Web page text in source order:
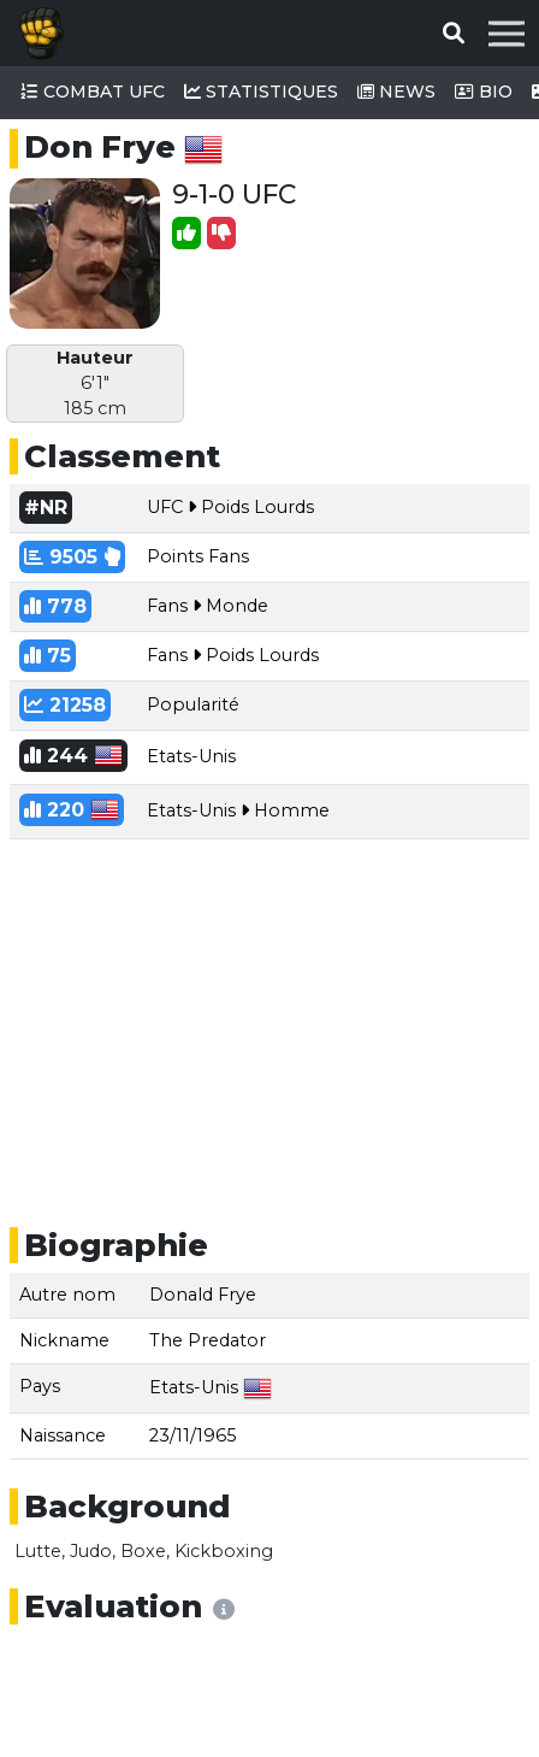
COMBAT UFC STATISTIQUES NEWS BIO
Don Frye
9-1-0 UFC
Hauteur
6'1"
185 cm
Classement
#NR UFC Poids Lourds
9505 Points Fans
778 Fans Monde
75 Fans Poids Lourds
21258 Popularité
244 Etats-Unis
220 Etats-Unis Homme
Biographie
Autre nom Donald Frye
Nickname The Predator
Pays Etats-Unis
Naissance 23/11/1965
Background
Lutte, Judo, Boxe, Kickboxing
Evaluation